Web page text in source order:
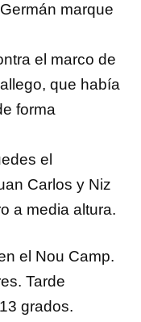
marque
el marco de
que había
forma
el
Carlos y Niz
a media altura.
el Nou Camp.
Tarde
grados.